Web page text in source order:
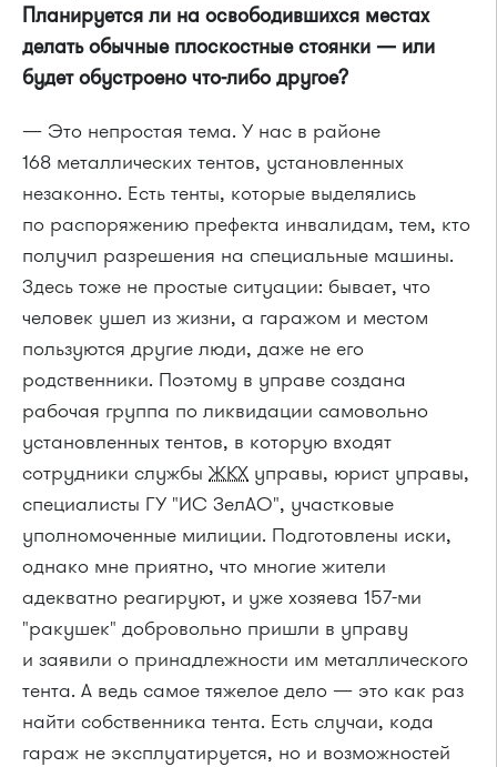
Планируется ли на освободившихся местах
делать обычные плоскостные стоянки — или
будет обустроено что-либо другое?
— Это непростая тема. У нас в районе
168 металлических тентов, установленных
незаконно. Есть тенты, которые выделялись
по распоряжению префекта инвалидам, тем, кто
получил разрешения на специальные машины.
Здесь тоже не простые ситуации: бывает, что
человек ушел из жизни, а гаражом и местом
пользуются другие люди, даже не его
родственники. Поэтому в управе создана
рабочая группа по ликвидации самовольно
установленных тентов, в которую входят
сотрудники службы ЖКХ управы, юрист управы,
специалисты ГУ "ИС ЗелАО", участковые
уполномоченные милиции. Подготовлены иски,
однако мне приятно, что многие жители
адекватно реагируют, и уже хозяева 157-ми
"ракушек" добровольно пришли в управу
и заявили о принадлежности им металлического
тента. А ведь самое тяжелое дело — это как раз
найти собственника тента. Есть случаи, кода
гараж не эксплуатируется, но и возможностей